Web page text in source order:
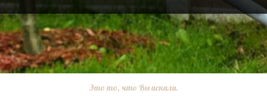
Это то, что Вы искали.